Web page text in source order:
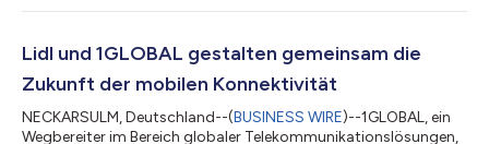
Analyse von Mobilfunkgesprächen bietet. Verint
Finanzinstituten und regulierten Organisationen dabei zu helfen,
ihre Produktivität bei der Überwachung von Sprachanrufen
(einsc...
Lidl und 1GLOBAL gestalten gemeinsam die
Zukunft der mobilen Konnektivität
NECKARSULM, Deutschland--(BUSINESS WIRE)--1GLOBAL, ein
Wegbereiter im Bereich globaler Telekommunikationslösungen,